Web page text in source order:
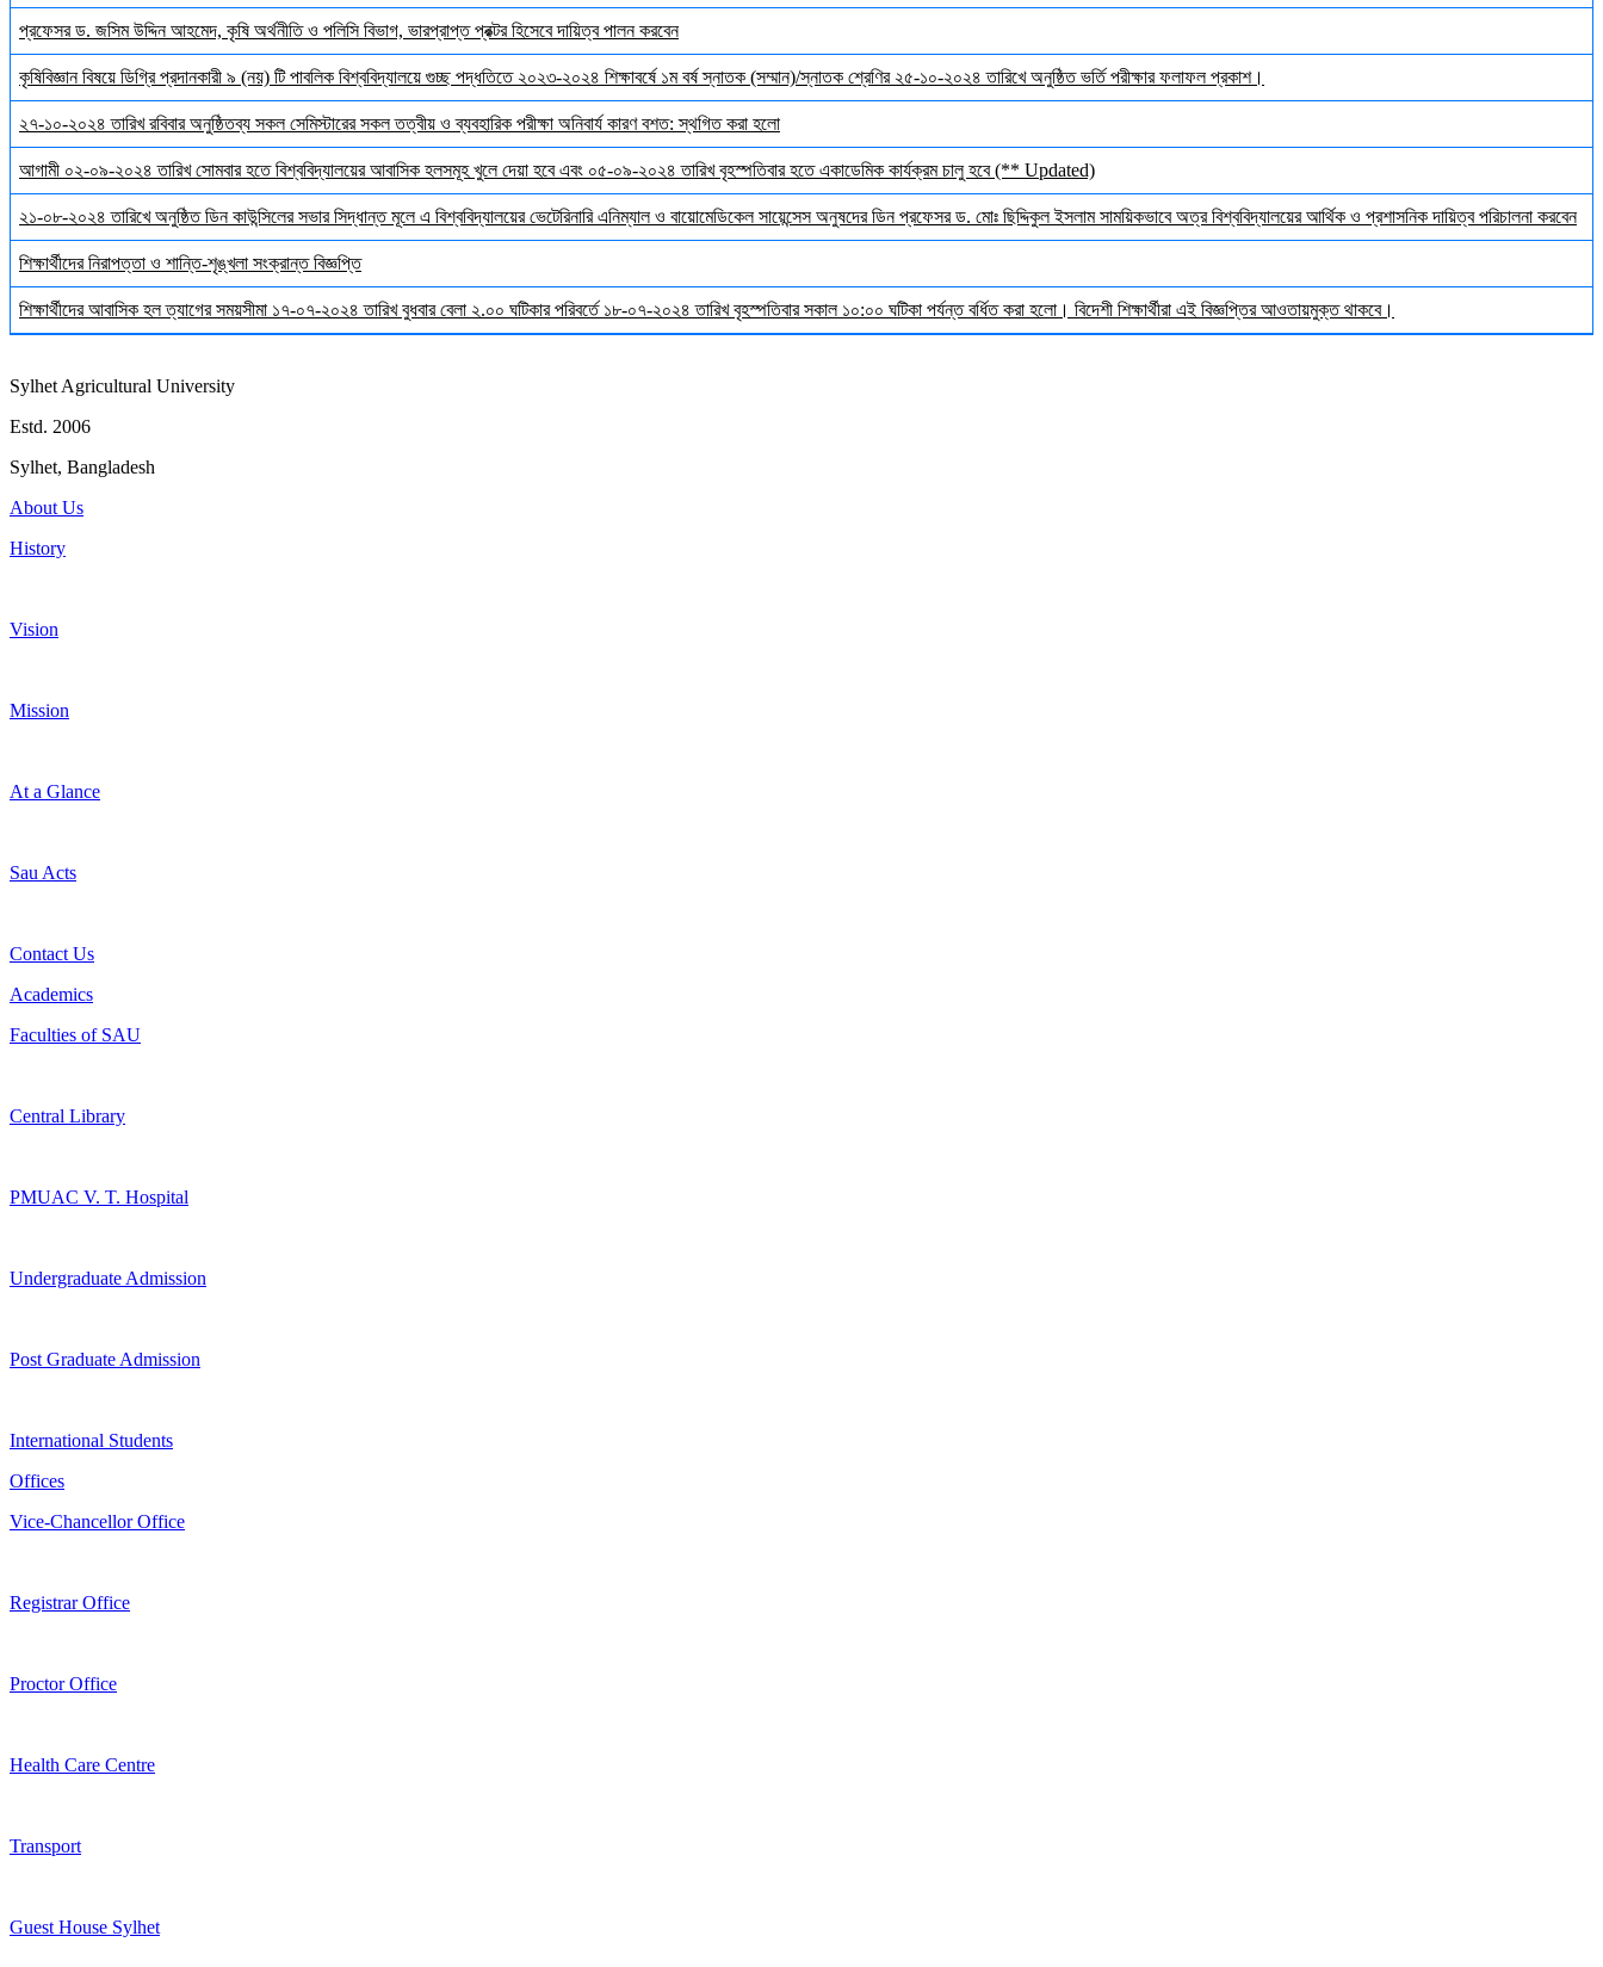
প্রফেসর ড. জসিম উদ্দিন আহমেদ, কৃষি অর্থনীতি ও পলিসি বিভাগ, ভারপ্রাপ্ত প্রক্টর হিসেবে দায়িত্ব পালন করবেন
কৃষিবিজ্ঞান বিষয়ে ডিগ্রি প্রদানকারী ৯ (নয়) টি পাবলিক বিশ্ববিদ্যালয়ে গুচ্ছ পদ্ধতিতে ২০২৩-২০২৪ শিক্ষাবর্ষে ১ম বর্ষ স্নাতক (সম্মান)/স্নাতক শ্রেণির ২৫-১০-২০২৪ তারিখে অনুষ্ঠিত ভর্তি পরীক্ষার ফলাফল প্রকাশ।
২৭-১০-২০২৪ তারিখ রবিবার অনুষ্ঠিতব্য সকল সেমিস্টারের সকল তত্বীয় ও ব্যবহারিক পরীক্ষা অনিবার্য কারণ বশত: স্থগিত করা হলো
আগামী ০২-০৯-২০২৪ তারিখ সোমবার হতে বিশ্ববিদ্যালয়ের আবাসিক হলসমূহ খুলে দেয়া হবে এবং ০৫-০৯-২০২৪ তারিখ বৃহস্পতিবার হতে একাডেমিক কার্যক্রম চালু হবে (** Updated)
২১-০৮-২০২৪ তারিখে অনুষ্ঠিত ডিন কাউন্সিলের সভার সিদ্ধান্ত মূলে এ বিশ্ববিদ্যালয়ের ভেটেরিনারি এনিম্যাল ও বায়োমেডিকেল সায়েন্সেস অনুষদের ডিন প্রফেসর ড. মোঃ ছিদ্দিকুল ইসলাম সাময়িকভাবে অত্র বিশ্ববিদ্যালয়ের আর্থিক ও প্রশাসনিক দায়িত্ব পরিচালনা করবেন
শিক্ষার্থীদের নিরাপত্তা ও শান্তি-শৃঙ্খলা সংক্রান্ত বিজ্ঞপ্তি
শিক্ষার্থীদের আবাসিক হল ত্যাগের সময়সীমা ১৭-০৭-২০২৪ তারিখ বুধবার বেলা ২.০০ ঘটিকার পরিবর্তে ১৮-০৭-২০২৪ তারিখ বৃহস্পতিবার সকাল ১০:০০ ঘটিকা পর্যন্ত বর্ধিত করা হলো। বিদেশী শিক্ষার্থীরা এই বিজ্ঞপ্তির আওতায়মুক্ত থাকবে।
Sylhet Agricultural University
Estd. 2006
Sylhet, Bangladesh
About Us
History
Vision
Mission
At a Glance
Sau Acts
Contact Us
Academics
Faculties of SAU
Central Library
PMUAC V. T. Hospital
Undergraduate Admission
Post Graduate Admission
International Students
Offices
Vice-Chancellor Office
Registrar Office
Proctor Office
Health Care Centre
Transport
Guest House Sylhet